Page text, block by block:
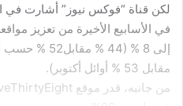
لكن قناة “فوكس نيوز” أشارت في
مقابل 53 % أوائل أكتوبر).